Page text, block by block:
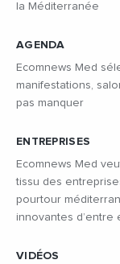
la Méditerranée
AGENDA
Ecomnews Med
manifestations,
pas manquer
ENTREPRISES
Ecomnews Med
tissu des
pourtour
innovantes d’entre
VIDÉOS